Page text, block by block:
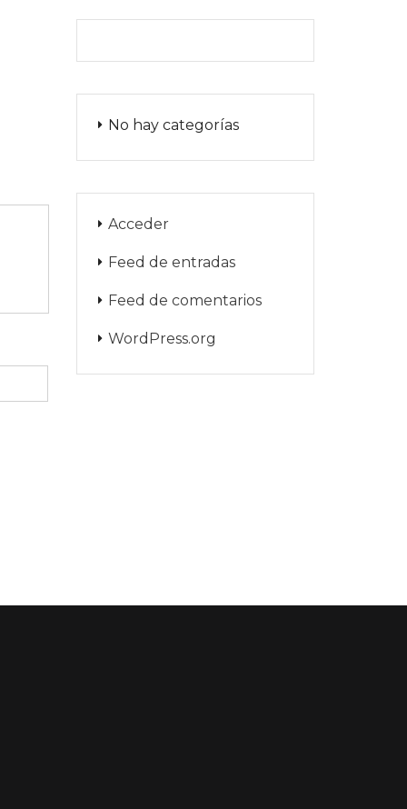
No hay categorías
Acceder
Feed de entradas
Feed de comentarios
WordPress.org